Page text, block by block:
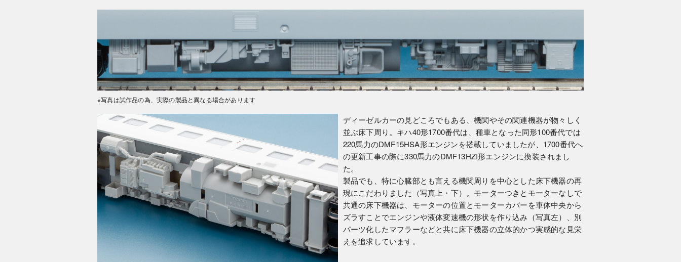
※写真は試作品の為、実際の製品と異なる場合があります
ディーゼルカーの見どころでもある、機関やその関連機器が物々しく
並ぶ床下周り。キハ40形1700番代は、種車となった同形100番代では
220馬力のDMF15HSA形エンジンを搭載していましたが、1700番代へ
の更新工事の際に330馬力のDMF13HZI形エンジンに換装されまし
た。
製品でも、特に心臓部とも言える機関周りを中心とした床下機器の再
現にこだわりました（写真上・下）。モーターつきとモーターなしで
共通の床下機器は、モーターの位置とモーターカバーを車体中央から
ズラすことでエンジンや液体変速機の形状を作り込み（写真左）、別
パーツ化したマフラーなどと共に床下機器の立体的かつ実感的な見栄
えを追求しています。